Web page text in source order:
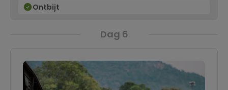
vlotten aan de River Kwai.
Ontbijt
Dag 6